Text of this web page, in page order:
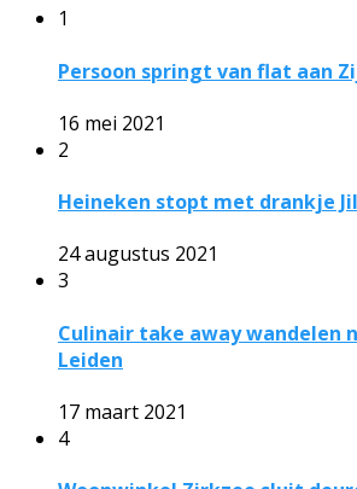
1
Persoon springt van flat aan
16 mei 2021
2
Heineken stopt met drankje
24 augustus 2021
3
Culinair take away wandelen
Leiden
17 maart 2021
4